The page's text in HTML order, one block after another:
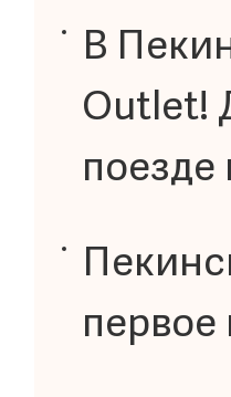
В
Outlet!
поезде
первое